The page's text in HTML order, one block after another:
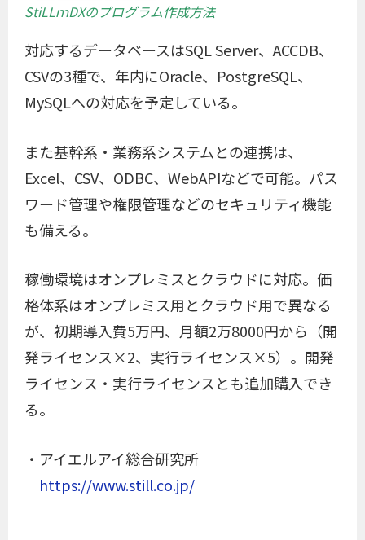
StiLLｍDXのプログラム作成方法
対応するデータベースはSQL Server、ACCDB、
CSVの3種で、年内にOracle、PostgreSQL、
MySQLへの対応を予定している。
また基幹系・業務系システムとの連携は、
Excel、CSV、ODBC、WebAPIなどで可能。パス
ワード管理や権限管理などのセキュリティ機能
も備える。
稼働環境はオンプレミスとクラウドに対応。価
格体系はオンプレミス用とクラウド用で異なる
が、初期導入費5万円、月額2万8000円から（開
発ライセンス×2、実行ライセンス×5）。開発
ライセンス・実行ライセンスとも追加購入でき
る。
・アイエルアイ総合研究所
https://www.still.co.jp/